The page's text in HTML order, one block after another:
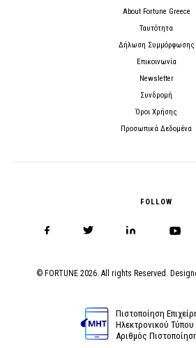
About Fortune Greece
Ταυτότητα
Δήλωση Συμμόρφωσης
Επικοινωνία
Newsletter
Συνδρομή
Όροι Χρήσης
Προσωπικά Δεδομένα
FOLLOW
© FORTUNE 2026. All rights Reserved.
Πιστοποίηση
Ηλεκτρονικού Τύπου
Αριθμός